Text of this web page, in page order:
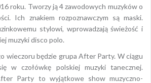
roku. Tworzy ją 4 zawodowych muzyków o
Ich znakiem rozpoznawczym są maski.
stylowi, wprowadzają świeżość i
muzyki disco polo.
wieczoru będzie grupa After Party. W ciągu
w czołówkę polskiej muzyki tanecznej.
Party to wyjątkowe show muzyczno-